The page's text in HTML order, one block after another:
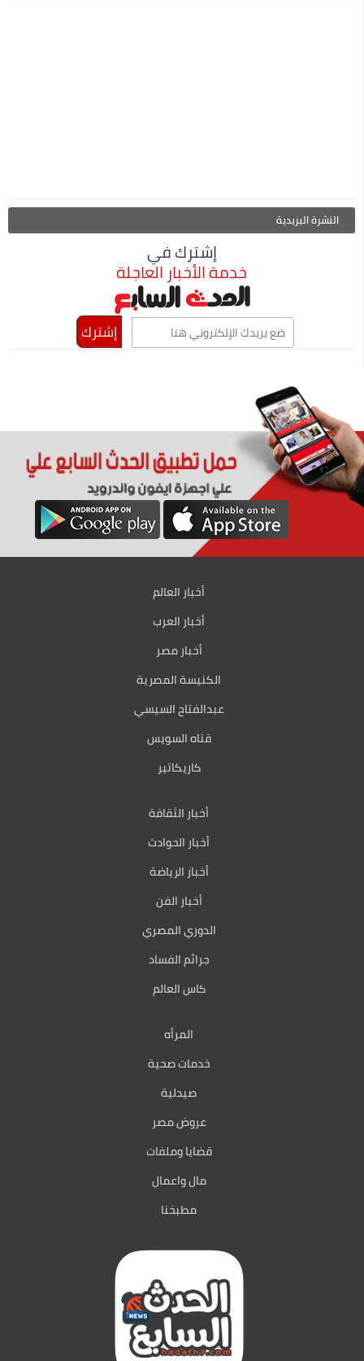
النشرة البريدية
إشترك في
خدمة الأخبار العاجلة
أخبار العالم
أخبار العرب
أخبار مصر
الكنيسة المصرية
عبدالفتاح السيسي
قناه السويس
كاريكاتير
أخبار الثقافة
أخبار الحوادث
أخبار الرياضة
أخبار الفن
الدوري المصري
جرائم الفساد
كاس العالم
المرأه
خدمات صحية
صيدلية
عروض مصر
قضايا وملفات
مال واعمال
مطبخنا